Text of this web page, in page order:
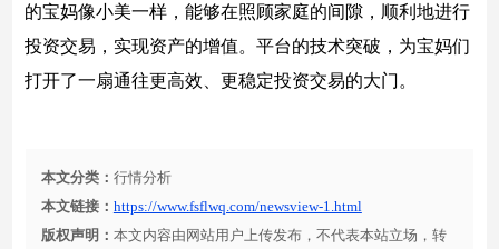
的宝妈像小美一样，能够在照顾家庭的间隙，顺利地进行
投资交易，实现资产的增值。平台的技术突破，为宝妈们
打开了一扇通往更高效、更稳定投资交易的大门。
本文分类： 行情分析
本文链接： https://www.fsflwq.com/newsview-1.html
版权声明： 本文内容由网站用户上传发布，不代表本站立场，转